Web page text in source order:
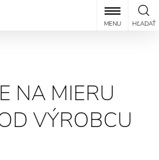
HĽADAŤ
MENU
NA MIERU
VÝROBCU